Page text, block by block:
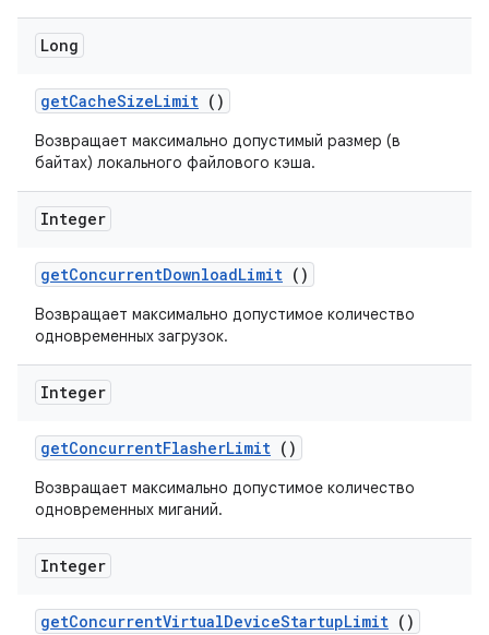
Long
getCacheSizeLimit ()
Возвращает максимально допустимый размер (в
байтах) локального файлового кэша.
Integer
getConcurrentDownloadLimit ()
Возвращает максимально допустимое количество
одновременных загрузок.
Integer
getConcurrentFlasherLimit ()
Возвращает максимально допустимое количество
одновременных миганий.
Integer
getConcurrentVirtualDeviceStartupLimit ()